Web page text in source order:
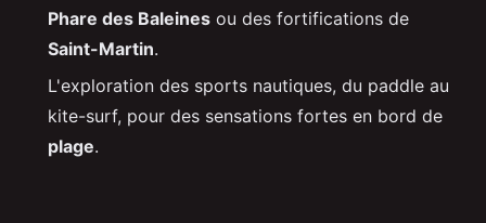
Phare des Baleines ou des fortifications de
Saint-Martin.
L'exploration des sports nautiques, du paddle au
kite-surf, pour des sensations fortes en bord de
plage.